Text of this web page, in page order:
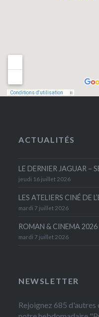
ACTUALITÉS
LE DERNIER JAGUAR –
jeudi 16 juillet 2026
LES ATELIERS CINÉ DE
mardi 7 juillet 2026
ROMAN & CINEMA 2026
mardi 7 juillet 2026
NEWSLETTER
Rejoignez 685